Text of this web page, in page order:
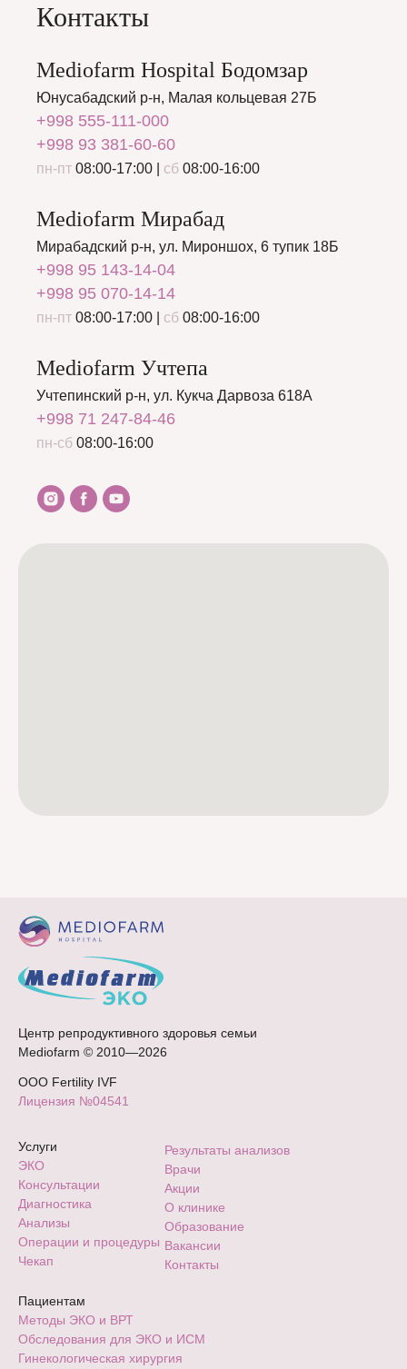
Контакты
Mediofarm Hospital Бодомзар
Юнусабадский р-н, Малая кольцевая 27Б
+998 555-111-000
+998 93 381-60-60
пн-пт 08:00-17:00 | сб 08:00-16:00
Mediofarm Мирабад
Мирабадский р-н, ул. Мироншох, 6 тупик 18Б
+998 95 143-14-04
+998 95 070-14-14
пн-пт 08:00-17:00 | сб 08:00-16:00
Mediofarm Учтепа
Учтепинский р-н, ул. Кукча Дарвоза 618А
+998 71 247-84-46
пн-сб 08:00-16:00
ООО Fertility IVF
Лицензия №04541
Результаты анализов
Врачи
Акции
О клинике
Образование
Вакансии
Контакты
Пациентам
Методы ЭКО и ВРТ
Обследования для ЭКО и ИСМ
Гинекологическая хирургия
Услуги
ЭКО
Консультации
Диагностика
Анализы
Операции и процедуры
Чекап
Центр репродуктивного здоровья семьи
Mediofarm © 2010—2026